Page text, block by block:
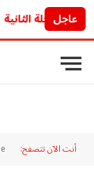
عاجل
أنت الآن تتصفح: